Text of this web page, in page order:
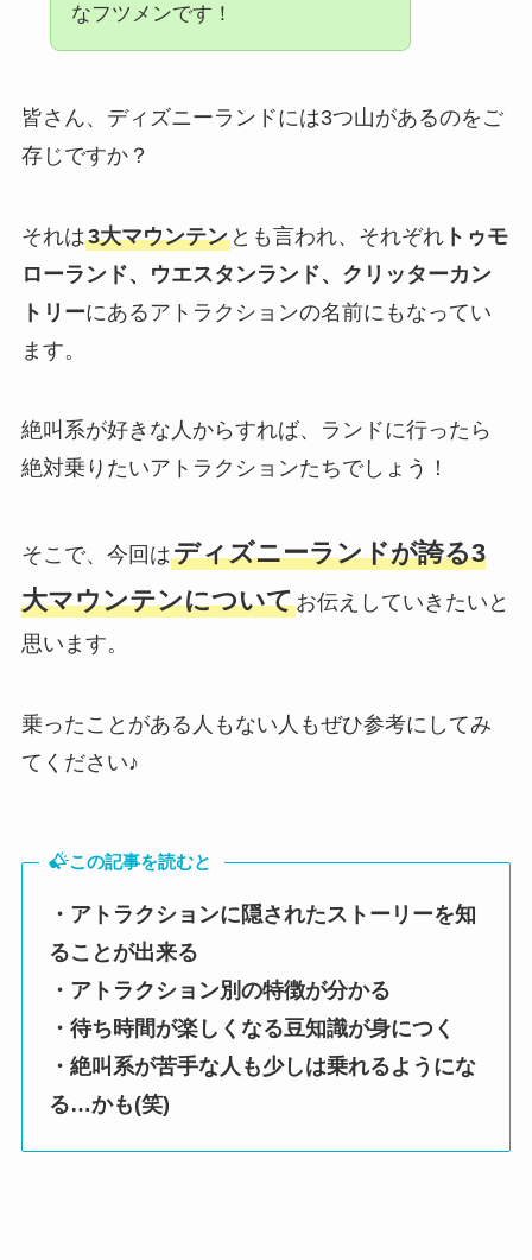
なフツメンです！
皆さん、ディズニーランドには3つ山があるのをご
存じですか？
それは3大マウンテンとも言われ、それぞれトゥモ
ローランド、ウエスタンランド、クリッターカン
トリーにあるアトラクションの名前にもなってい
ます。
絶叫系が好きな人からすれば、ランドに行ったら
絶対乗りたいアトラクションたちでしょう！
そこで、今回はディズニーランドが誇る3
大マウンテンについてお伝えしていきたいと
思います。
乗ったことがある人もない人もぜひ参考にしてみ
てください♪
この記事を読むと
・アトラクションに隠されたストーリーを知
ることが出来る
・アトラクション別の特徴が分かる
・待ち時間が楽しくなる豆知識が身につく
・絶叫系が苦手な人も少しは乗れるようにな
る…かも(笑)